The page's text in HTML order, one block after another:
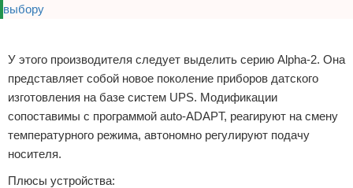
У этого производителя следует выделить серию Alpha-2. Она
представляет собой новое поколение приборов датского
изготовления на базе систем UPS. Модификации
сопоставимы с программой auto-ADAPT, реагируют на смену
температурного режима, автономно регулируют подачу
носителя.
Плюсы устройства: